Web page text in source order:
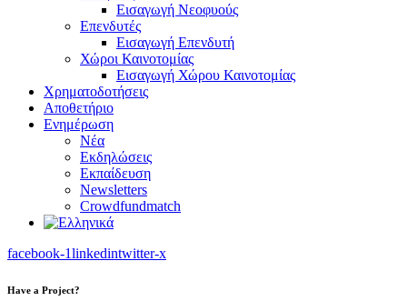
Εισαγωγή Νεοφυούς
Επενδυτές
Εισαγωγή Επενδυτή
Χώροι Καινοτομίας
Εισαγωγή Χώρου Καινοτομίας
Χρηματοδοτήσεις
Αποθετήριο
Ενημέρωση
Νέα
Εκδηλώσεις
Εκπαίδευση
Newsletters
Crowdfundmatch
facebook-1linkedintwitter-x
Have a Project?